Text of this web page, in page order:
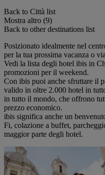
Back to Città list
Mostra altro (9)
Back to other destinations list
Posizionato idealmente nel
per la tua prossima vacanza o
Vedi la lista degli hotel ibis in
promozioni per il weekend.
Con ibis puoi anche sfruttare il
valido in oltre 2.000 hotel in
in tutto il mondo, che offrono
prezzo economico.
ibis significa anche un
Fi, colazione a buffet,
maggior parte degli hotel.